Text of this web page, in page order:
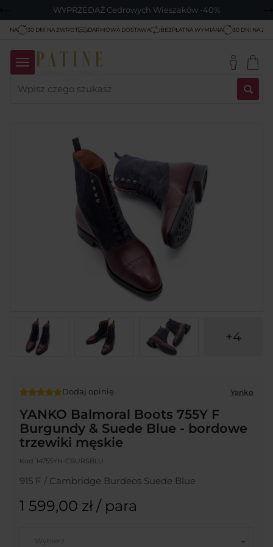
WYPRZEDAŹ Cedrowych Wieszaków -40%
30 DNI NA ZWROT DARMOWA DOSTAWA BEZPŁATNA WYMIANA 30 DNI NA ZWROT
+4
Dodaj opinię Yanko
YANKO Balmoral Boots 755Y F
Burgundy & Suede Blue - bordowe
trzewiki męskie
Kod: 14755YH-CBURSBLU
915 F / Cambridge Burdeos Suede Blue
1 599,00 zł / para
Wybierz